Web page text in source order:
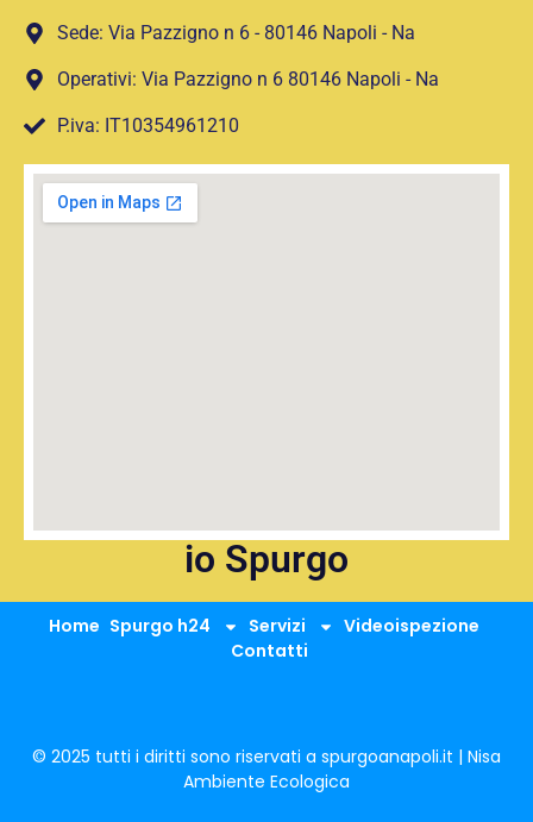
Sede: Via Pazzigno n 6 - 80146 Napoli - Na
Operativi: Via Pazzigno n 6 80146 Napoli - Na
P.iva: IT10354961210
io Spurgo
Home Spurgo h24 Servizi
Videoispezione
Contatti
© 2025 tutti i diritti sono riservati a spurgoanapoli.it | Nisa
Ambiente Ecologica